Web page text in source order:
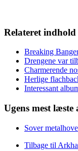
Relateret indhold
Breaking
Drengene var
Charmerende
Herlige
Interessant
Ugens mest
Sover
Tilbage til